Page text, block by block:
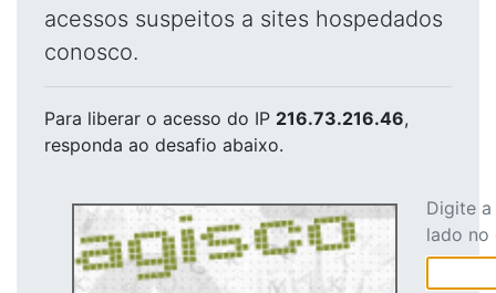
acessos suspeitos a sites hospedados
conosco.
Para liberar o acesso do IP 216.73.216.46,
responda ao desafio abaixo.
Digite
lado no